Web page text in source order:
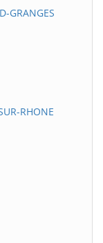
GRANGES
RHONE